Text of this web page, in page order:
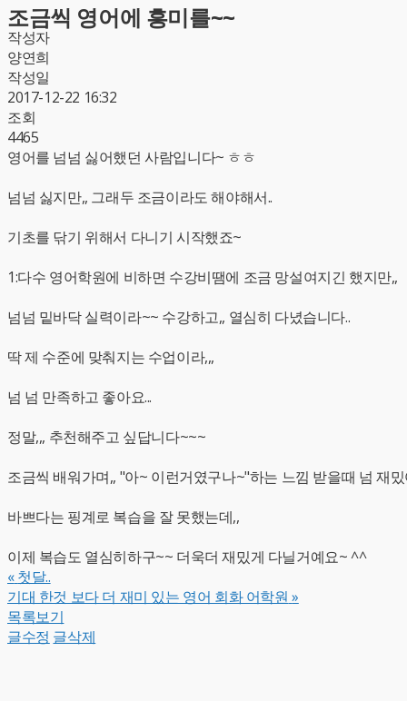
조금씩 영어에 흥미를~~
작성자
양연희
작성일
2017-12-22 16:32
조회
4465
영어를 넘넘 싫어했던 사람입니다~ ㅎㅎ
넘넘 싫지만,, 그래두 조금이라도 해야해서..
기초를 닦기 위해서 다니기 시작했죠~
1:다수 영어학원에 비하면 수강비땜에 조금 망설여지긴 했지만,,
넘넘 밑바닥 실력이라~~ 수강하고,, 열심히 다녔습니다..
딱 제 수준에 맞춰지는 수업이라,,,
넘 넘 만족하고 좋아요...
정말,,, 추천해주고 싶답니다~~~
조금씩 배워가며,, "아~ 이런거였구나~"하는 느낌 받을때 넘 재
바쁘다는 핑계로 복습을 잘 못했는데,,
이제 복습도 열심히하구~~ 더욱더 재밌게 다닐거예요~ ^^
«첫달..
기대 한것 보다 더 재미 있는 영어 회화 어학원 »
목록보기
글수정 글삭제